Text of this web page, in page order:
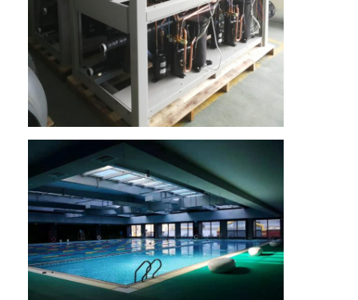
Werksführung
Qualitätskontrolle
Kontakt
Alle Fälle
Blog
Jetzt Chatten
Ecer